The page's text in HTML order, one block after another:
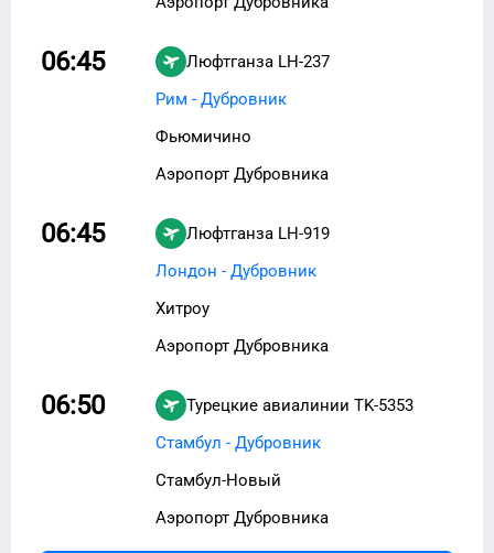
06:45 Люфтганза LH-237
Рим - Дубровник
Фьюмичино
Аэропорт Дубровника
06:45 Люфтганза LH-919
Лондон - Дубровник
Хитроу
Аэропорт Дубровника
06:50 Турецкие авиалинии TK-5353
Стамбул - Дубровник
Стамбул-Новый
Аэропорт Дубровника